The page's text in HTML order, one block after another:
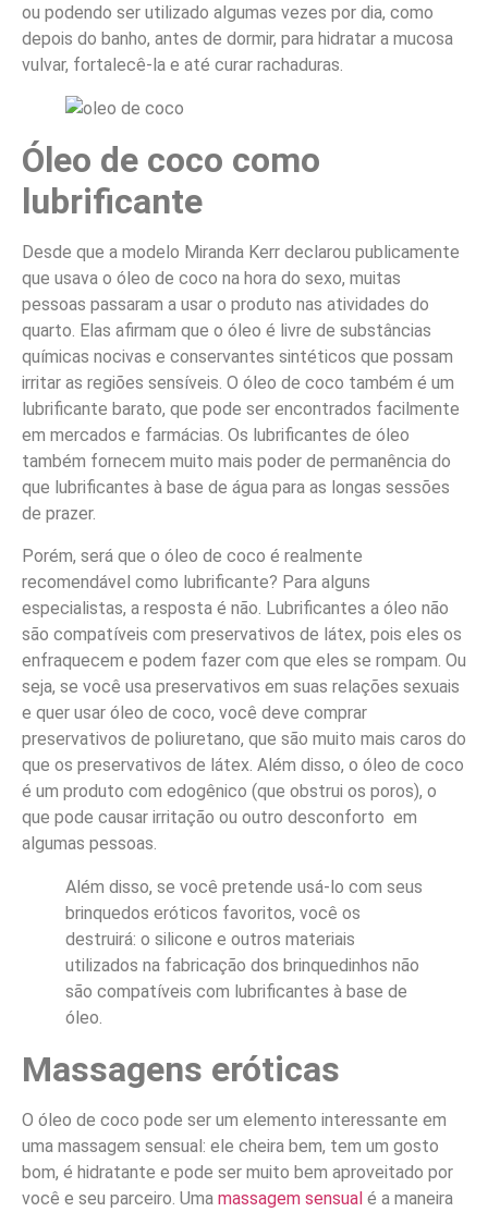
ou podendo ser utilizado algumas vezes por dia, como
depois do banho, antes de dormir, para hidratar a mucosa
vulvar, fortalecê-la e até curar rachaduras.
Óleo de coco como
lubrificante
Desde que a modelo Miranda Kerr declarou publicamente
que usava o óleo de coco na hora do sexo, muitas
pessoas passaram a usar o produto nas atividades do
quarto. Elas afirmam que o óleo é livre de substâncias
químicas nocivas e conservantes sintéticos que possam
irritar as regiões sensíveis. O óleo de coco também é um
lubrificante barato, que pode ser encontrados facilmente
em mercados e farmácias. Os lubrificantes de óleo
também fornecem muito mais poder de permanência do
que lubrificantes à base de água para as longas sessões
de prazer.
Porém, será que o óleo de coco é realmente
recomendável como lubrificante? Para alguns
especialistas, a resposta é não. Lubrificantes a óleo não
são compatíveis com preservativos de látex, pois eles os
enfraquecem e podem fazer com que eles se rompam. Ou
seja, se você usa preservativos em suas relações sexuais
e quer usar óleo de coco, você deve comprar
preservativos de poliuretano, que são muito mais caros do
que os preservativos de látex. Além disso, o óleo de coco
é um produto com edogênico (que obstrui os poros), o
que pode causar irritação ou outro desconforto em
algumas pessoas.
Além disso, se você pretende usá-lo com seus
brinquedos eróticos favoritos, você os
destruirá: o silicone e outros materiais
utilizados na fabricação dos brinquedinhos não
são compatíveis com lubrificantes à base de
óleo.
Massagens eróticas
O óleo de coco pode ser um elemento interessante em
uma massagem sensual: ele cheira bem, tem um gosto
bom, é hidratante e pode ser muito bem aproveitado por
você e seu parceiro. Uma massagem sensual é a maneira